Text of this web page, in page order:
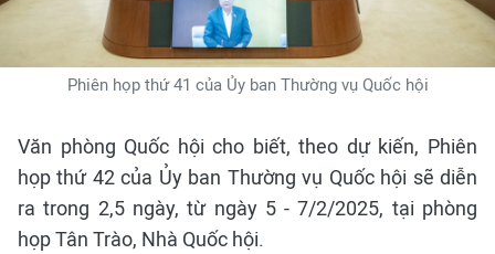
Phiên họp thứ 41 của Ủy ban Thường vụ Quốc hội
Văn phòng Quốc hội cho biết, theo dự kiến, Phiên
họp thứ 42 của Ủy ban Thường vụ Quốc hội sẽ diễn
ra trong 2,5 ngày, từ ngày 5 - 7/2/2025, tại phòng
họp Tân Trào, Nhà Quốc hội.